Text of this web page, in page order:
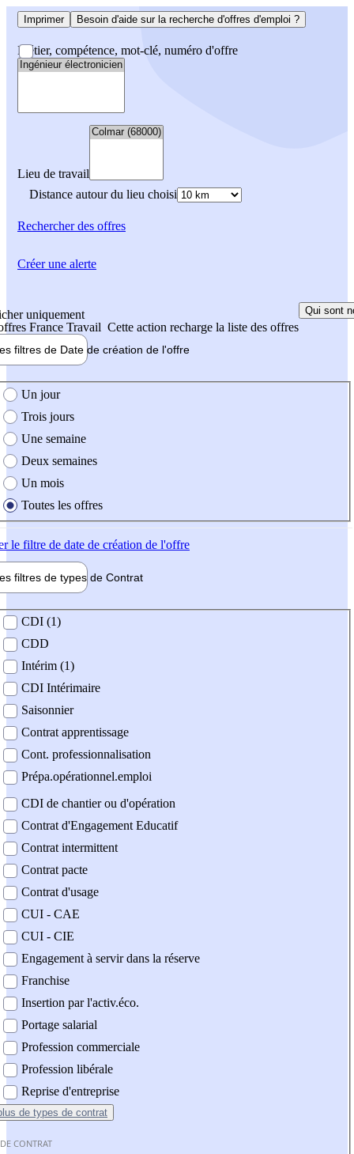
Imprimer Besoin d'aide sur la recherche d'offres d'emploi ?
Métier, compétence, mot-clé, numéro d'offre
Lieu de travail
Distance autour du lieu choisi
Rechercherdes offres
uniquement
France Travail Cette action recharge la liste des offres
Qui sont
filtres de Date de création de l'offre
création de l'offre
Un jour
Trois jours
Une semaine
Deux semaines
Un mois
Toutes les offres
le filtre de date de création de l'offre
filtres de types de Contrat
contrat
CDI (1)
CDD
Intérim (1)
CDI Intérimaire
Saisonnier
Contrat apprentissage
Cont. professionnalisation
Prépa.opérationnel.emploi
CDI de chantier ou d'opération
Contrat d'Engagement Educatif
Contrat intermittent
Contrat pacte
Contrat d'usage
CUI - CAE
CUI - CIE
Engagement à servir dans la réserve
Franchise
Insertion par l'activ.éco.
Portage salarial
Profession commerciale
Profession libérale
Reprise d'entreprise
de types de contrat
CONTRAT
Créer une alerte